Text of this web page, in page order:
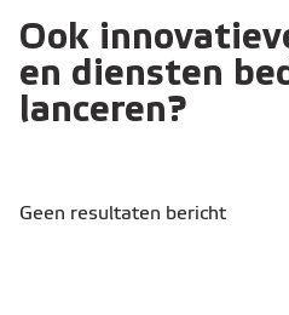
Ook
en diensten
lanceren?
Geen resultaten bericht